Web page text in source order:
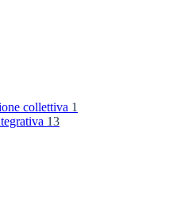
collettiva 1
13